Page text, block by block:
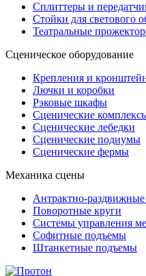
Сплиттеры и
Стойки для светового
Театральные
Сценическое оборудование
Крепления и
Лючки и коробки
Рэковые шкафы
Сценические
Сценические лебедки
Сценические подиумы
Сценические фермы
Механика сцены
Антрактно-раздвижные
Поворотные круги
Системы управления
Софитные подъемы
Штанкетные подъемы